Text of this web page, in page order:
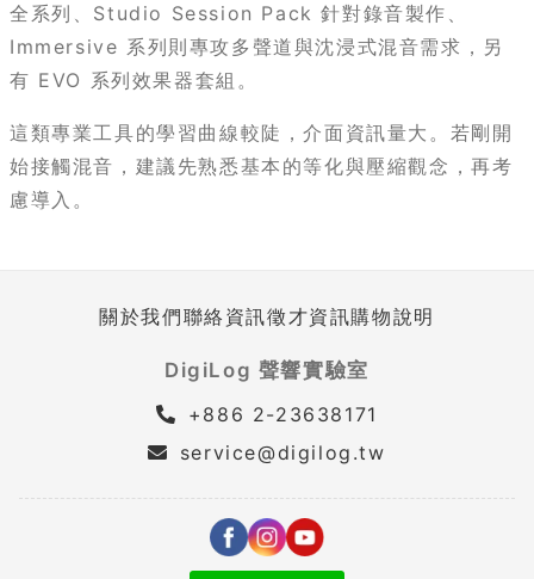
全系列、Studio Session Pack 針對錄音製作、
Immersive 系列則專攻多聲道與沈浸式混音需求，另
有 EVO 系列效果器套組。
這類專業工具的學習曲線較陡，介面資訊量大。若剛開
始接觸混音，建議先熟悉基本的等化與壓縮觀念，再考
慮導入。
關於我們聯絡資訊徵才資訊購物說明
DigiLog 聲響實驗室
+886 2-23638171
service@digilog.tw